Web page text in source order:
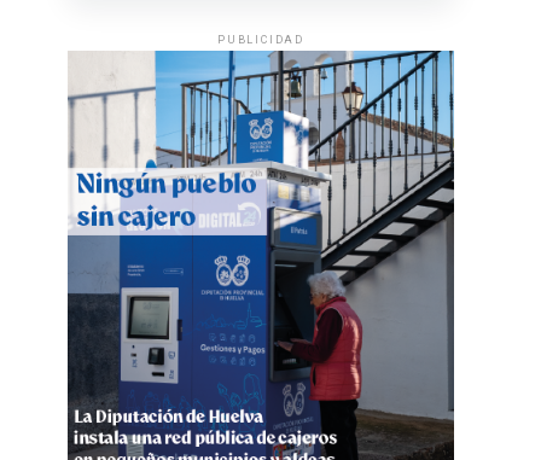
6º DÍA DE LAS FIESTAS COLOMBINAS
2026
·Huelvatv
QUINTA CORRIDA DE LAS FIESTAS
COLOMBINAS 2026
hace 4 días· Huelvatv
PUBLICIDAD